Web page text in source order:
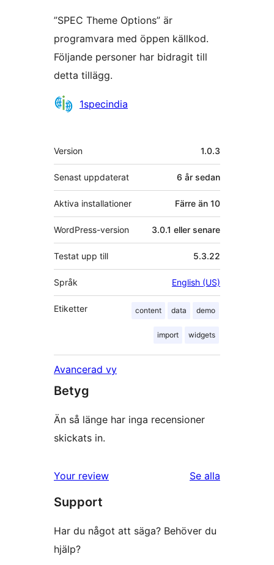
”SPEC Theme Options” är
programvara med öppen källkod.
Följande personer har bidragit till
detta tillägg.
Bidragande
1specindia
Meta
Version 1.0.3
Senast uppdaterat 6 år sedan
Aktiva installationer Färre än 10
WordPress-version 3.0.1 eller senare
Testat upp till 5.3.22
Språk English (US)
Etiketter content data demo
import widgets
Avancerad vy
Betyg
Än så länge har inga recensioner
skickats in.
Your review Se alla
Support
Har du något att säga? Behöver du
hjälp?